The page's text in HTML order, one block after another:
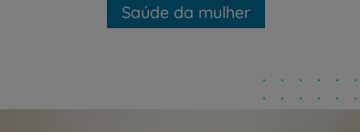
Saúde da mulher